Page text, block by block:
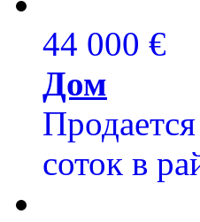
44 000 €
Дом
соток в